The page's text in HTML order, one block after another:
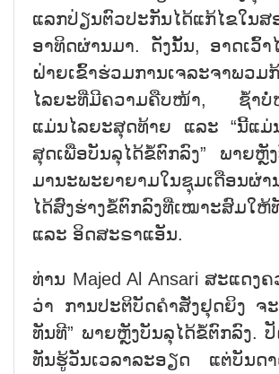
ແລກປ່ຽນຕົວປະກັນໄດ້ແກ້ໄຂໃ
ອາທິດຜ່ານມາ. ດັ່ງນັ້ນ, ອາດເວົ້າ
ຝ່າຍເຂົ້າຮ່ວມການເຈລະຈາພວມ
ໄລຍະທີ່ມີຄວາມຄືບໜ້າ, ຊ້ຳບໍ່
ແມ່ນໄລຍະສຸດທ້າຍ ແລະ “ນີ້ແມ່
ສຸດເພື່ອບັນລຸໄດ້ຂໍ້ຕົກລົງ” ພາຍຫຼັ
ມານະພະຍາຍາມໃນຊຸມເດືອນຜ່
ໄດ້ສົ່ງຮ່າງຂໍ້ຕົກລົງທີ່ເໝາະສົມໃຫ້
ແລະ ອິດສະຣາແອັນ.
ທ່ານ Majed Al Ansari ສະແດງ
ວ່າ ການປະຕິບັດຄຳສັ່ງຢຸດຍິງ ຈະ
ທັນທີ” ພາຍຫຼັງບັນລຸໄດ້ຂໍ້ຕົກລົງ.
ທັນຮູ້ວັນເວລາລະອຽດ ແຕ່ບັນດ